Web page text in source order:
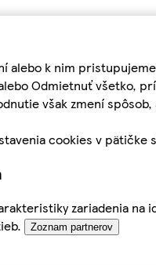
alebo k nim
Odmietnuť všetko,
však zmení
cookies v pätičke
zariadenia
Zoznam partnerov